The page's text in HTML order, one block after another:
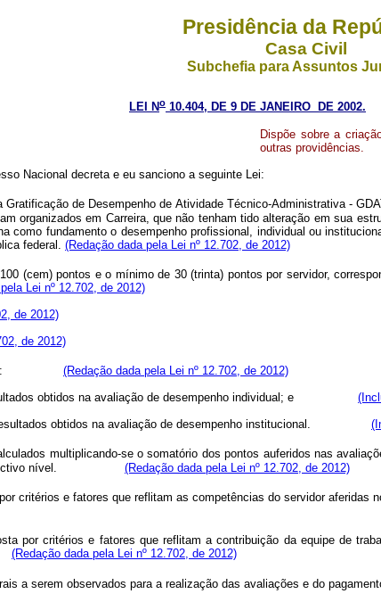
Presidência da
Casa Civil
Subchefia para Assuntos
LEI No 10.404, DE 9 DE JANEIRO DE 2002.
Dispõe sobre a
outras providências.
Nacional decreta e eu sanciono a seguinte Lei:
de Desempenho de Atividade Técnico-Administrativa -
organizados em Carreira, que não tenham tido alteração em sua
como fundamento o desempenho profissional, individual ou
federal. (Redação dada pela Lei nº 12.702, de 2012)
(cem) pontos e o mínimo de 30 (trinta) pontos por servidor,
Lei nº 12.702, de 2012)
de 2012)
de 2012)
(Redação dada pela Lei nº 12.702, de 2012)
resultados obtidos na avaliação de desempenho individual; e
resultados obtidos na avaliação de desempenho institucional.
multiplicando-se o somatório dos pontos auferidos nas
nível. (Redação dada pela Lei nº 12.702, de 2012)
por critérios e fatores que reflitam as competências do servidor
por critérios e fatores que reflitam a contribuição da equipe de
(Redação dada pela Lei nº 12.702, de 2012)
a serem observados para a realização das avaliações e do